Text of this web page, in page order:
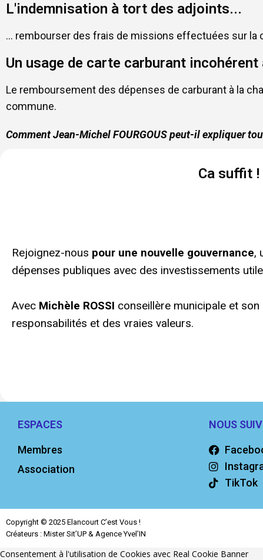
L'indemnisation à tort des adjoints...
… rembourser des frais de missions effectuées sur la
Un usage de carte carburant
Le remboursement des dépenses de carburant à la
commune.
Comment Jean-Michel FOURGOUS peut-il expliquer
Ca suffit
Rejoignez-nous pour une nouvelle gouvernance,
dépenses publiques avec des investissements
Avec Michèle ROSSI conseillère municipale et
responsabilités et des vraies valeurs.
ESPACES
Membres
Association
NOUS
TikTok
Copyright © 2025 Elancourt C’est Vous !
Créateurs : Mister Sit’UP & Agence Yvel’IN
Consentement à l'utilisation de Cookies avec Real Cookie Banner